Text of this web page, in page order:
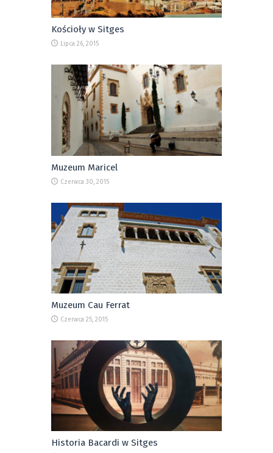
Kościoły w Sitges
Lipca 26, 2015
Muzeum Maricel
Czerwca 30, 2015
Muzeum Cau Ferrat
Czerwca 25, 2015
Historia Bacardi w Sitges